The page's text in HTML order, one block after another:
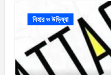
বিহার ও উড়িষ্যা